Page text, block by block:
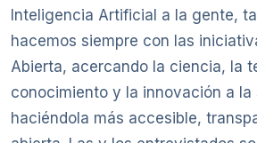
Inteligencia Artificial a la gente,
hacemos siempre con las
Abierta, acercando la ciencia, la
conocimiento y la innovación a la
haciéndola más accesible,